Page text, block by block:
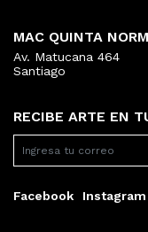
RECIBE ARTE EN
Facebook Instagram
MAC QUINTA
Av. Matucana 464
Santiago